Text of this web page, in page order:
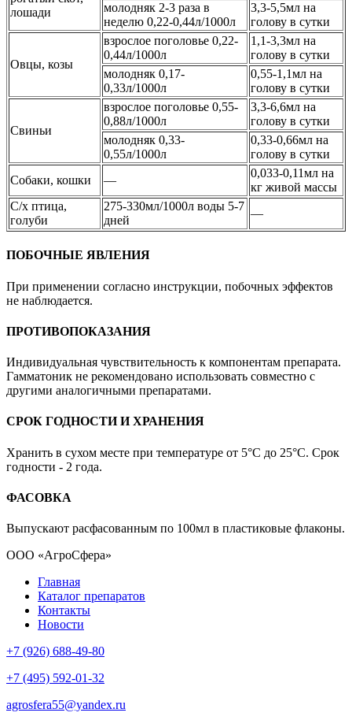
лошади
молодняк 2-3 раза в
неделю 0,22-0,44л/1000л
3,3-5,5мл на
голову в сутки
Овцы, козы
взрослое поголовье 0,22-
0,44л/1000л
1,1-3,3мл на
голову в сутки
молодняк 0,17-
0,33л/1000л
0,55-1,1мл на
голову в сутки
Свиньи
взрослое поголовье 0,55-
0,88л/1000л
3,3-6,6мл на
голову в сутки
молодняк 0,33-
0,55л/1000л
0,33-0,66мл на
голову в сутки
Собаки, кошки
—
0,033-0,11мл на
кг живой массы
С/х птица,
голуби
275-330мл/1000л воды 5-7
дней
—
ПОБОЧНЫЕ ЯВЛЕНИЯ
При применении согласно инструкции, побочных эффектов
не наблюдается.
ПРОТИВОПОКАЗАНИЯ
Индивидуальная чувствительность к компонентам препарата.
Гамматоник не рекомендовано использовать совместно с
другими аналогичными препаратами.
СРОК ГОДНОСТИ И ХРАНЕНИЯ
Хранить в сухом месте при температуре от 5°С до 25°С. Срок
годности - 2 года.
ФАСОВКА
Выпускают расфасованным по 100мл в пластиковые флаконы.
ООО «АгроСфера»
Главная
Каталог препаратов
Контакты
Новости
+7 (926) 688-49-80
+7 (495) 592-01-32
agrosfera55@yandex.ru